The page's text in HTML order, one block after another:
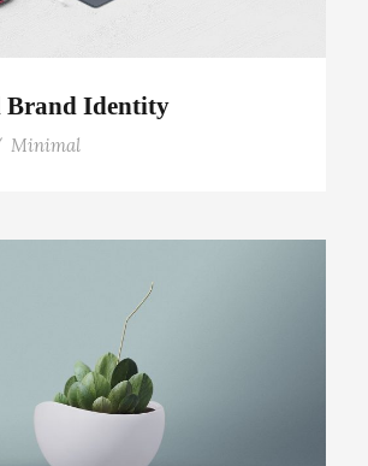
Identity
Minimal
The Little Plant